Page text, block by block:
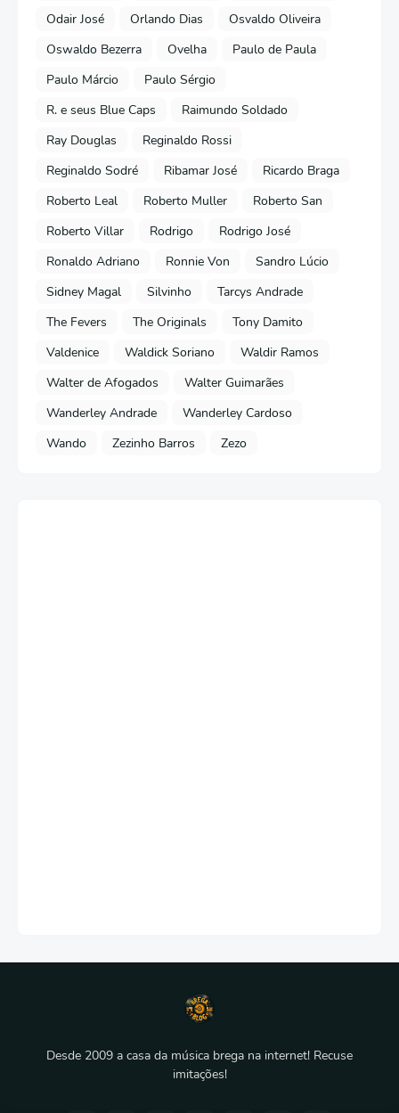
Odair José
Orlando Dias
Osvaldo Oliveira
Oswaldo Bezerra
Ovelha
Paulo de Paula
Paulo Márcio
Paulo Sérgio
R. e seus Blue Caps
Raimundo Soldado
Ray Douglas
Reginaldo Rossi
Reginaldo Sodré
Ribamar José
Ricardo Braga
Roberto Leal
Roberto Muller
Roberto San
Roberto Villar
Rodrigo
Rodrigo José
Ronaldo Adriano
Ronnie Von
Sandro Lúcio
Sidney Magal
Silvinho
Tarcys Andrade
The Fevers
The Originals
Tony Damito
Valdenice
Waldick Soriano
Waldir Ramos
Walter de Afogados
Walter Guimarães
Wanderley Andrade
Wanderley Cardoso
Wando
Zezinho Barros Zezo
Desde 2009 a casa da música brega na internet! Recuse
imitações!